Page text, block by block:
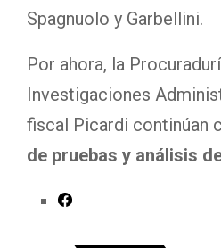
Spagnuolo y Garbellini.
Por ahora, la
Investigaciones
fiscal Picardi continúan
de pruebas y análisis